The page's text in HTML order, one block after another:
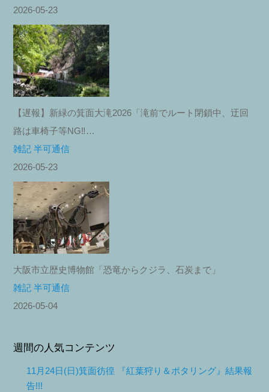
2026-05-23
【遅報】新緑の箕面大滝2026「滝前でルート閉鎖中、迂回
路は車椅子等NG‼︎…
雑記 半可通信
2026-05-23
大阪市立歴史博物館「恐竜からクジラ、石炭まで」
雑記 半可通信
2026-05-04
週間の人気コンテンツ
11月24日(日)箕面彷徨 『紅葉狩り＆ポタリング』結果報
告!!!